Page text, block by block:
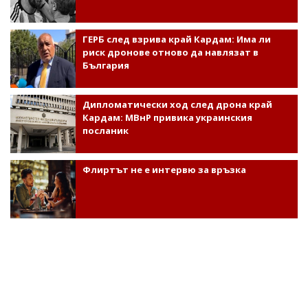
ГЕРБ след взрива край Кардам: Има ли
риск дронове отново да навлязат в
България
Дипломатически ход след дрона край
Кардам: МВнР привика украинския
посланик
Флиртът не е интервю за връзка